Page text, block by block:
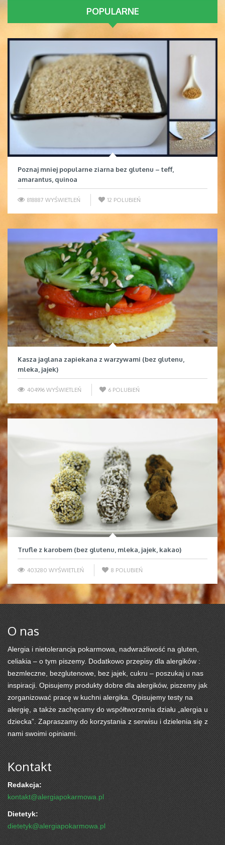
POPULARNE
Poznaj mniej popularne ziarna bez glutenu – teff,
amarantus, quinoa
818887 WYŚWIETLEŃ 12 POLUBIEŃ
Kasza jaglana zapiekana z warzywami (bez glutenu,
mleka, jajek)
404996 WYŚWIETLEŃ 6 POLUBIEŃ
Trufle z karobem (bez glutenu, mleka, jajek, kakao)
403280 WYŚWIETLEŃ 8 POLUBIEŃ
O nas
Alergia i nietolerancja pokarmowa, nadwrażliwość na gluten,
celiakia – o tym piszemy. Dodatkowo przepisy dla alergików :
bezmleczne, bezglutenowe, bez jajek, cukru – poszukaj u nas
inspiracji. Opisujemy produkty dobre dla alergików, piszemy jak
zorganizować pracę w kuchni alergika. Opisujemy testy na
alergię, a także zachęcamy do współtworzenia działu „alergia u
dziecka”. Zapraszamy do korzystania z serwisu i dzielenia się z
nami swoimi opiniami.
Kontakt
Redakcja:
kontakt@alergiapokarmowa.pl
Dietetyk:
dietetyk@alergiapokarmowa.pl